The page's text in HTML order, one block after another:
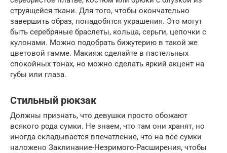
струящейся ткани. Для того, чтобы окончательно
завершить образ, понадобятся украшения. Это могут
быть серебряные браслеты, кольца, серьги, цепочки с
кулонами. Можно подобрать бижутерию в такой же
цветовой гамме. Макияж сделайте в пастельных
спокойных тонах, но можно сделать яркий акцент на
губы или глаза.
Стильный рюкзак
Должны признать, что девушки просто обожают
всякого рода сумки. Не знаем, что там они хранят, но
иногда складывается впечатление, что на все сумки
наложено Заклинание-Незримого-Расширения, чтобы